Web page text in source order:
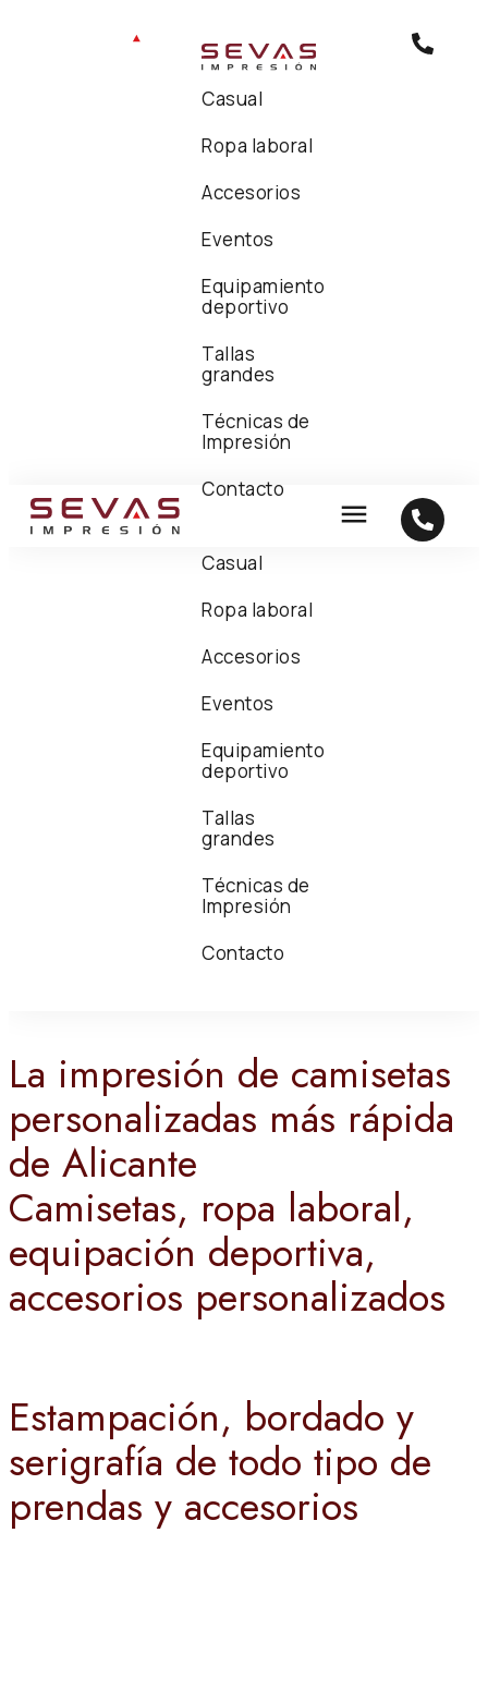
Casual
Ropa laboral
Accesorios
Eventos
Equipamiento
deportivo
Tallas
grandes
Técnicas de
Impresión
Contacto
Casual
Ropa laboral
Accesorios
Eventos
Equipamiento
deportivo
Tallas
grandes
Técnicas de
Impresión
Contacto
La impresión de camisetas
personalizadas más rápida
de Alicante
Camisetas, ropa laboral,
equipación deportiva,
accesorios personalizados
Estampación, bordado y
serigrafía de todo tipo de
prendas y accesorios